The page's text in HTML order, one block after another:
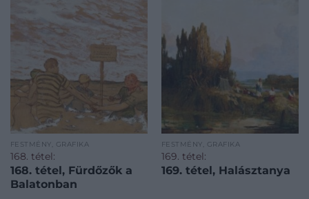
FESTMÉNY, GRAFIKA
168. tétel:
168. tétel, Fürdőzők a
Balatonban
FESTMÉNY, GRAFIKA
169. tétel:
169. tétel, Halásztanya